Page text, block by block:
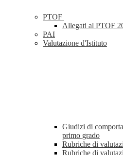
PTOF
Allegati al PTOF
PAI
Valutazione d'Istituto
Giudizi di
primo grado
Rubriche di
Rubriche di